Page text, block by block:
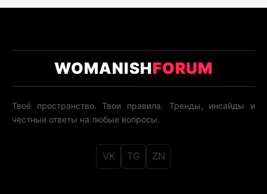
WOMANISHFORUM
Твоё пространство. Твои правила. Тренды, инсайды и
честные ответы на любые вопросы.
VK TG ZN